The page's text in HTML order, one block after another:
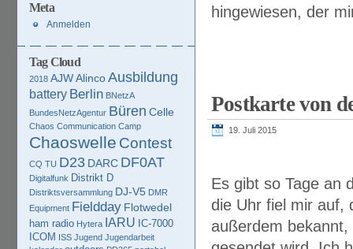
hingewiesen, der
Postkarte von
19. Juli 2015
Es gibt so Tage an
die Uhr fiel mir auf,
außerdem
Meta
Anmelden
Tag Cloud
2018 AJWAlincoAusbildung
battery Berlin BNetzA
BundesNetzAgentur Büren Celle
Chaos Communication Camp
Chaoswelle Contest
CQ TU D23 DARC DF0AT
Digitalfunk Distrikt D
Distriktsversammlung DJ-V5 DMR
Equipment Fieldday Flotwedel
ham radio Hytera IARU IC-7000
ICOM ISS Jugend Jugendarbeit